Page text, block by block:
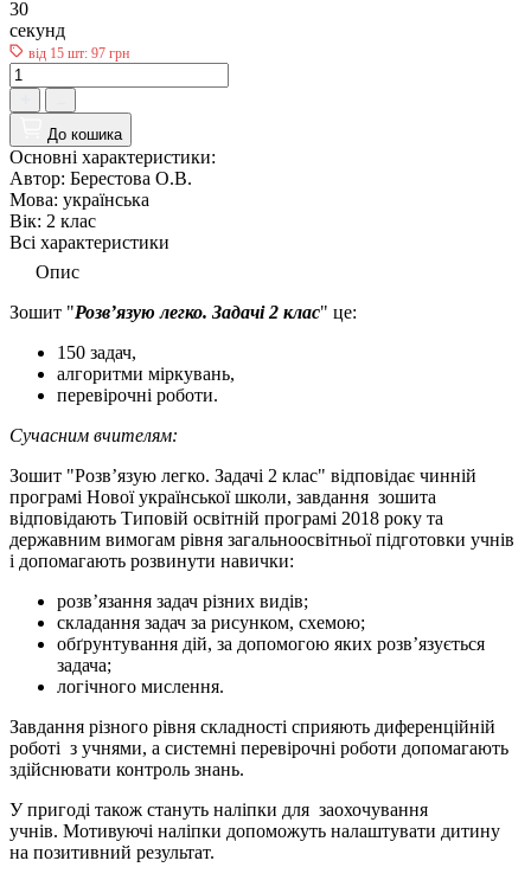
29
секунд
від 15 шт: 97 грн
До кошика
Основні характеристики:
Автор: Берестова О.В.
Мова: українська
Вік: 2 клас
Всі характеристики
Опис
Зошит "Розв’язую легко. Задачі 2 клас" це:
150 задач,
алгоритми мiркувань,
перевірочні роботи.
Сучасним вчителям:
Зошит "Розв’язую легко. Задачі 2 клас" відповідає чинній
програмі Нової української школи, завдання зошита
відповідають Типовій освітній програмі 2018 року та
державним вимогам рівня загальноосвітньої підготовки учнів
і допомагають розвинути навички:
розв’язання задач різних видів;
складання задач за рисунком, схемою;
обґрунтування дій, за допомогою яких розв’язується
задача;
логічного мислення.
Завдання різного рівня складності сприяють диференційній
роботі з учнями, а системні перевірочні роботи допомагають
здійснювати контроль знань.
У пригоді також стануть наліпки для заохочування
учнів. Мотивуючі наліпки допоможуть налаштувати дитину
на позитивний результат.